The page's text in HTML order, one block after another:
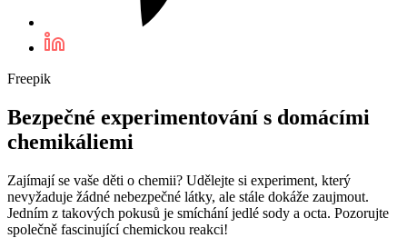
Freepik
Bezpečné experimentování s domácími
chemikáliemi
Zajímají se vaše děti o chemii? Udělejte si experiment, který
nevyžaduje žádné nebezpečné látky, ale stále dokáže zaujmout.
Jedním z takových pokusů je smíchání jedlé sody a octa. Pozorujte
společně fascinující chemickou reakci!